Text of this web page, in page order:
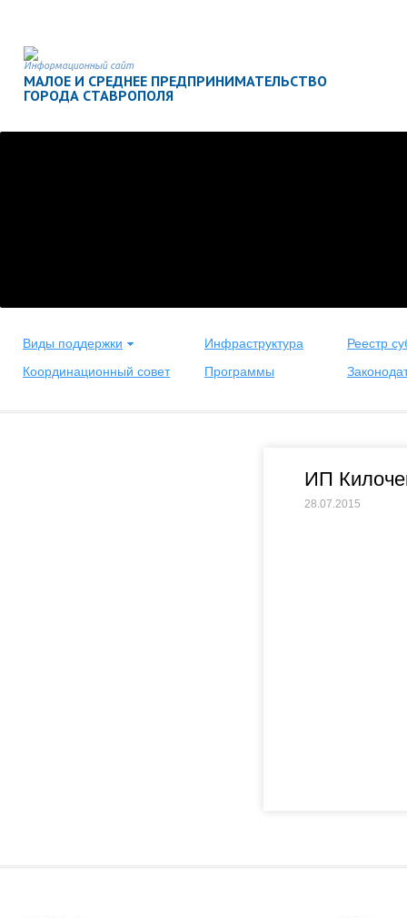
Информационный сайт
МАЛОЕ И СРЕДНЕЕ ПРЕДПРИНИМАТЕЛЬСТВО
ГОРОДА СТАВРОПОЛЯ
Виды поддержки Инфраструктура
Реестр
Координационный совет
Программы
ИП
28.07.2015